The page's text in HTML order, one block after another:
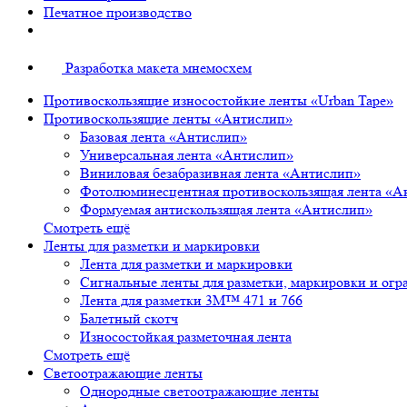
Печатное производство
Разработка макета мнемосхем
Противоскользящие износостойкие ленты «Urban Tape»
Противоскользящие ленты «Антислип»
Базовая лента «Антислип»
Универсальная лента «Антислип»
Виниловая безабразивная лента «Антислип»
Фотолюминесцентная противоскользящая лента
Формуемая антискользящая лента «Антислип»
Смотреть ещё
Ленты для разметки и маркировки
Лента для разметки и маркировки
Сигнальные ленты для разметки, маркировки и
Лента для разметки 3М™ 471 и 766
Балетный скотч
Износостойкая разметочная лента
Смотреть ещё
Светоотражающие ленты
Однородные светоотражающие ленты